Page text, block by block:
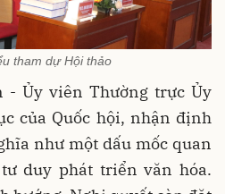
tham dự Hội thảo
- Ủy viên Thường trực Ủy
của Quốc hội, nhận định
như một dấu mốc quan
duy phát triển văn hóa.